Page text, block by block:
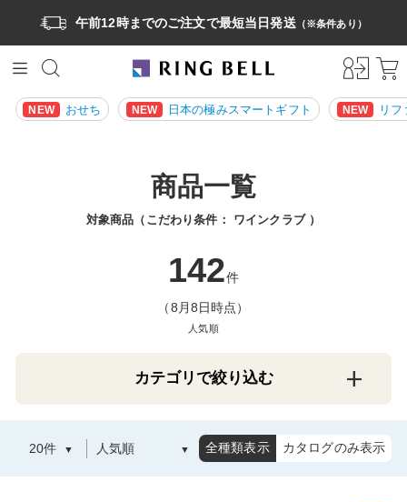
午前12時までのご注文で最短当日発送（※条件あり）
NEW おせち NEW 日本の極みスマートギフト NEW リ
商品一覧
対象商品（こだわり条件： ワインクラブ）
142件
（8月8日時点）
人気順
カテゴリで絞り込む
全種類表示 カタログのみ表示